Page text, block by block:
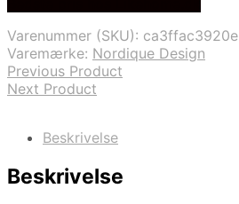
Varenummer (SKU): ca3ffac3920e
Varemærke: Nordique Design
Previous Product
Next Product
Beskrivelse
Beskrivelse